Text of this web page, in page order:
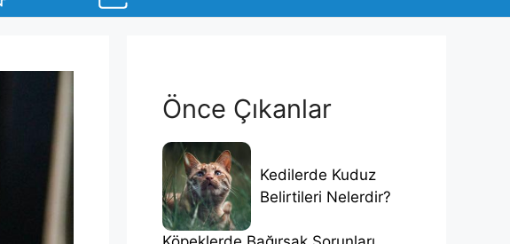
Önce Çıkanlar
Kedilerde Kuduz
Belirtileri Nelerdir?